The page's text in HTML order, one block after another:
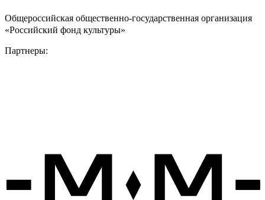
Общероссийская общественно-государственная организация
«Российский фонд культуры»
Партнеры: